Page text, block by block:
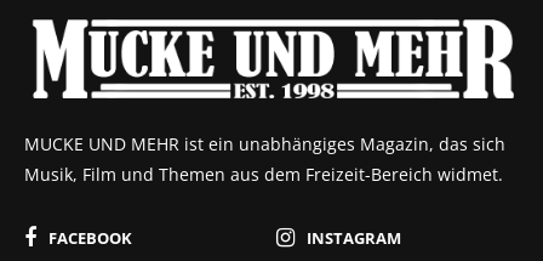
MUCKE UND MEHR ist ein unabhängiges Magazin, das sich
Musik, Film und Themen aus dem Freizeit-Bereich widmet.
FACEBOOK
INSTAGRAM